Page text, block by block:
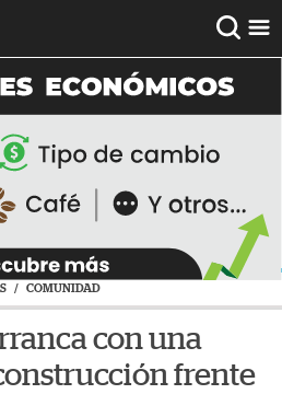
/ COMUNIDAD
con una
frente